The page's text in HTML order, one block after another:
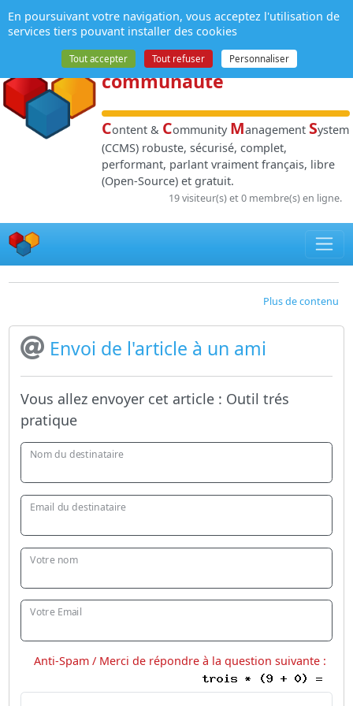
NPDS:Gestion de
contenuet de
communauté
Content & Community Management System
(CCMS) robuste, sécurisé, complet,
performant, parlant vraiment français, libre
(Open-Source) et gratuit.
19 visiteur(s) et 0 membre(s) en ligne.
Plus de contenu
Envoi de l'article à un ami
Vous allez envoyer cet article : Outil trés
pratique
Nom du destinataire
Email du destinataire
Votre nom
Votre Email
Anti-Spam / Merci de répondre à la question suivante :
Panneau de gestion des cookies
En poursuivant votre navigation, vous acceptez l'utilisation de
services tiers pouvant installer des cookies
Tout accepter Tout refuser Personnaliser